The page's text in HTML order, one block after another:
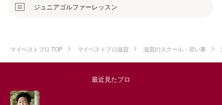
ジュニアゴルファーレッスン
マイベストプロ TOP マイベストプロ滋賀 滋賀のスクール・習い事
最近見たプロ